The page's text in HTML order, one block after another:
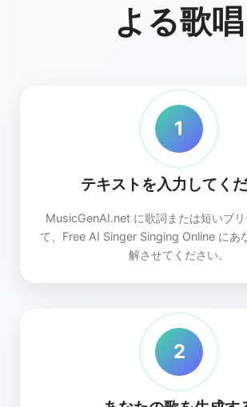
よる歌唱
1
テキストを入力してく
MusicGenAI.net に歌詞または短いブリ
て、Free AI Singer Singing Online にあ
解させてください。
2